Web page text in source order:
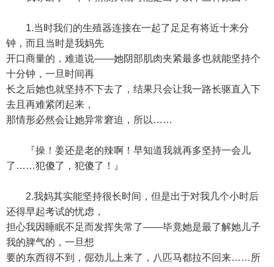
1.当时我们的生殖器连接在一起了足足有将近十来分
钟，而且当时是我妈先
开口商量的，难道说——她阴部肌肉夹紧最多也就能坚持个
十分钟，一旦时间再
长之后她也就坚持不下去了，结果只会让我一路长驱直入下
去且再难紧闭起来，
那情形必然会让她异常窘迫，所以……
『操！姜还是老的辣啊！早知道我就再多坚持一会儿
了……犯傻了，犯傻了！』
2.我妈其实能坚持很长时间，但是出于对我几个小时后
还得早起考试的忧虑，
担心我因睡眠不足而发挥失常了——毕竟她是最了解她儿子
我的脾气的，一旦想
要的东西得不到，倔劲儿上来了，八匹马都拉不回来……所